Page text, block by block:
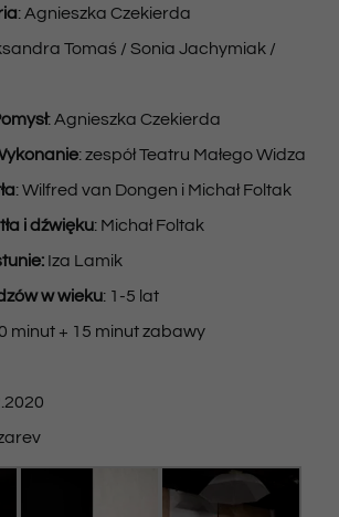
: Agnieszka Czekierda
Tomaś / Sonia Jachymiak /
: Agnieszka Czekierda
: zespół Teatru Małego Widza
: Wilfred van Dongen i Michał Foltak
i dźwięku: Michał Foltak
Iza Lamik
w wieku: 1-5 lat
minut + 15 minut zabawy